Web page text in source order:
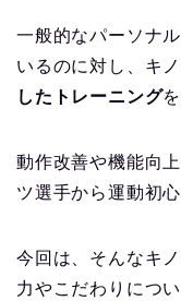
一般的なパーソナ
いるのに対し、キ
したトレーニング
動作改善や機能向
ツ選手から運動初
今回は、そんなキ
力やこだわりにつ